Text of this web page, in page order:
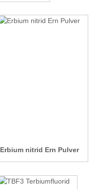
Erbium nitrid Ern Pulver